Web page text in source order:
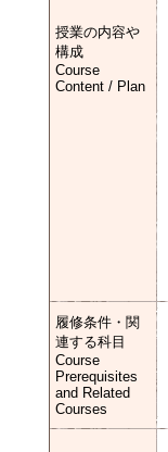
授業の内容や
構成
Course
Content / Plan
履修条件・関
連する科目
Course
Prerequisites
and Related
Courses